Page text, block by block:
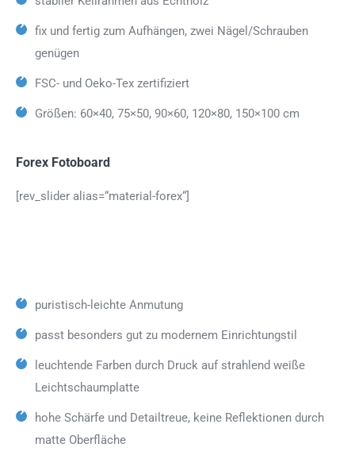
fix und fertig zum Aufhängen, zwei Nägel/Schrauben
genügen
FSC- und Oeko-Tex zertifiziert
Größen: 60×40, 75×50, 90×60, 120×80, 150×100 cm
Forex Fotoboard
[rev_slider alias=“material-forex“]
puristisch-leichte Anmutung
passt besonders gut zu modernem Einrichtungstil
leuchtende Farben durch Druck auf strahlend weiße
Leichtschaumplatte
hohe Schärfe und Detailtreue, keine Reflektionen durch
matte Oberfläche